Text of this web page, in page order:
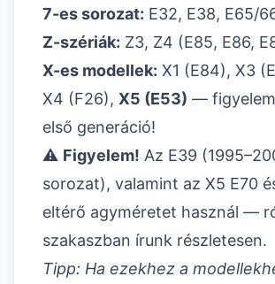
7-es sorozat: E32, E38, E65/
Z-szériák: Z3, Z4 (E85, E86,
X-es modellek: X1 (E84), X3
X4 (F26), X5 (E53) —
első generáció!
⚠️ Figyelem! Az E39
sorozat), valamint az X5 E70
eltérő agyméretet használ —
szakaszban írunk részletesen.
Tipp: Ha ezekhez a